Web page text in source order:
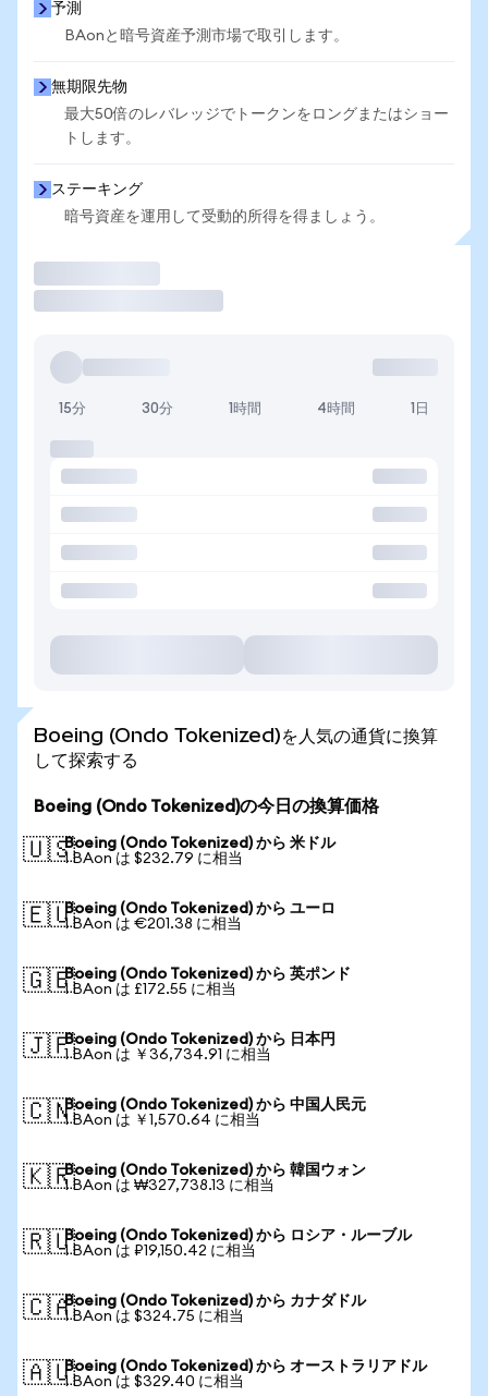
予測
BAonと暗号資産予測市場で取引します。
無期限先物
最大50倍のレバレッジでトークンをロングまたはショー
トします。
ステーキング
暗号資産を運用して受動的所得を得ましょう。
15分 30分 1時間 4時間 1日
Boeing (Ondo Tokenized)を人気の通貨に換算
して探索する
Boeing (Ondo Tokenized)の今日の換算価格
🇺🇸Boeing (Ondo Tokenized) から 米ドル
1 BAon は $232.79 に相当
🇪🇺Boeing (Ondo Tokenized) から ユーロ
1 BAon は €201.38 に相当
🇬🇧Boeing (Ondo Tokenized) から 英ポンド
1 BAon は £172.55 に相当
🇯🇵Boeing (Ondo Tokenized) から 日本円
1 BAon は ￥36,734.91 に相当
🇨🇳Boeing (Ondo Tokenized) から 中国人民元
1 BAon は ￥1,570.64 に相当
🇰🇷Boeing (Ondo Tokenized) から 韓国ウォン
1 BAon は ₩327,738.13 に相当
🇷🇺Boeing (Ondo Tokenized) から ロシア・ルーブル
1 BAon は ₽19,150.42 に相当
🇨🇦Boeing (Ondo Tokenized) から カナダドル
1 BAon は $324.75 に相当
🇦🇺Boeing (Ondo Tokenized) から オーストラリアドル
1 BAon は $329.40 に相当